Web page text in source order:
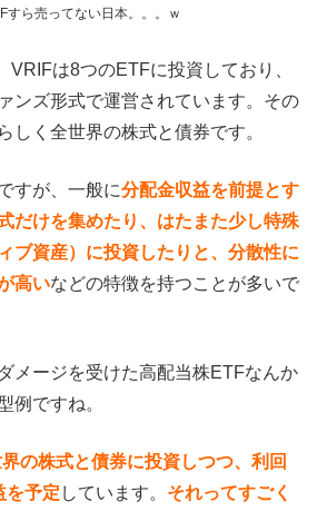
すら売ってない日本。。。ｗ
VRIFは8つのETFに投資しており、
ンズ形式で運営されています。その
しく全世界の株式と債券です。
すが、一般に分配金収益を前提とす
だけを集めたり、はたまた少し特殊
ブ資産）に投資したりと、分散性に
高いなどの特徴を持つことが多いで
メージを受けた高配当株ETFなんか
例ですね。
の株式と債券に投資しつつ、利回
を予定 しています。 それってすごく